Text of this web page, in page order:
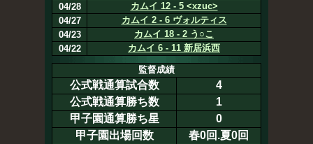
04/28
カムイ 12 - 5 <xzuc>
04/27
カムイ 2 - 6 ヴォルティス
04/23
カムイ 18 - 2 う○こ
04/22
カムイ 6 - 11 新居浜西
監督成績
公式戦通算試合数
4
公式戦通算勝ち数
1
甲子園通算勝ち星
0
甲子園出場回数
春0回.夏0回